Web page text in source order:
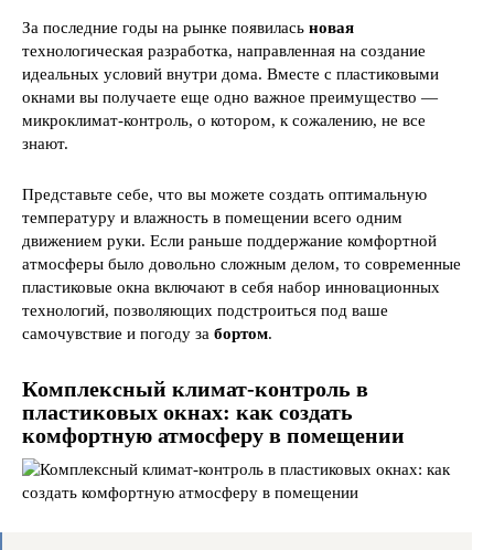
За последние годы на рынке появилась новая
технологическая разработка, направленная на создание
идеальных условий внутри дома. Вместе с пластиковыми
окнами вы получаете еще одно важное преимущество —
микроклимат-контроль, о котором, к сожалению, не все
знают.
Представьте себе, что вы можете создать оптимальную
температуру и влажность в помещении всего одним
движением руки. Если раньше поддержание комфортной
атмосферы было довольно сложным делом, то современные
пластиковые окна включают в себя набор инновационных
технологий, позволяющих подстроиться под ваше
самочувствие и погоду за бортом.
Комплексный климат-контроль в
пластиковых окнах: как создать
комфортную атмосферу в помещении